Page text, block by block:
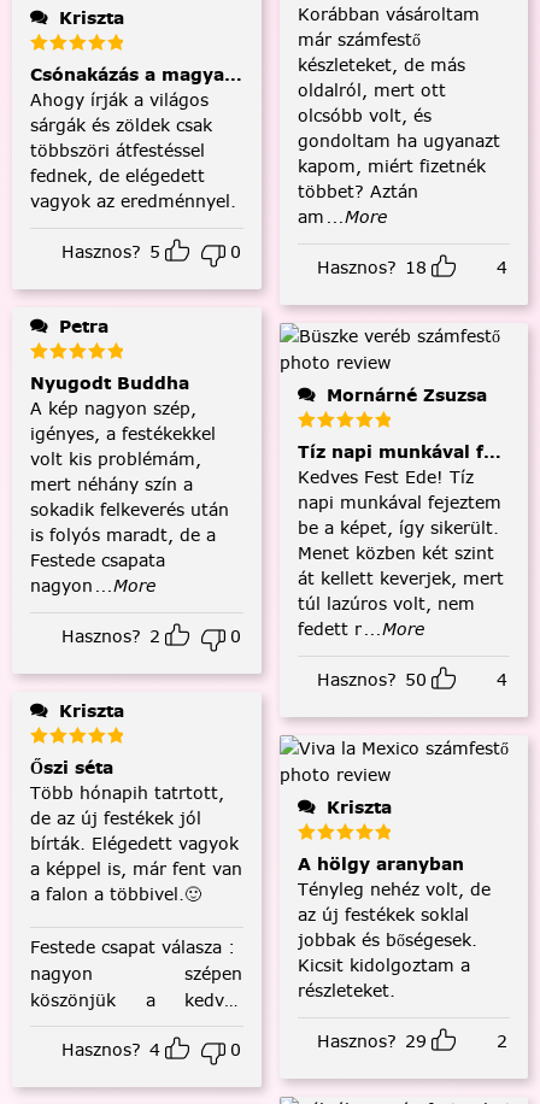
Kriszta
Csónakázás a magyar tengeren
Ahogy írják a világos
sárgák és zöldek csak
többszöri átfestéssel
fednek, de elégedett
vagyok az eredménnyel.
Hasznos? 5 0
Petra
Nyugodt Buddha
A kép nagyon szép,
igényes, a festékekkel
volt kis problémám,
mert néhány szín a
sokadik felkeverés után
is folyós maradt, de a
Festede csapata
nagyon ...More
Hasznos? 2 0
Kriszta
Őszi séta
Több hónapih tatrtott,
de az új festékek jól
bírták. Elégedett vagyok
a képpel is, már fent van
a falon a többivel.🙂
Festede csapat válasza :
nagyon szépen
köszönjük a kedves
visszajelzést! :)
Hasznos? 4 0
Korábban vásároltam
már számfestő
készleteket, de más
oldalról, mert ott
olcsóbb volt, és
gondoltam ha ugyanazt
kapom, miért fizetnék
többet? Aztán
am ...More
Hasznos? 18 4
Mornárné Zsuzsa
Tíz napi munkával
Kedves Fest Ede! Tíz
napi munkával fejeztem
be a képet, így sikerült.
Menet közben két szint
át kellett keverjek, mert
túl lazúros volt, nem
fedett r...More
Hasznos? 50 4
Kriszta
A hölgy aranyban
Tényleg nehéz volt, de
az új festékek soklal
jobbak és bőségesek.
Kicsit kidolgoztam a
részleteket.
Hasznos? 29 2